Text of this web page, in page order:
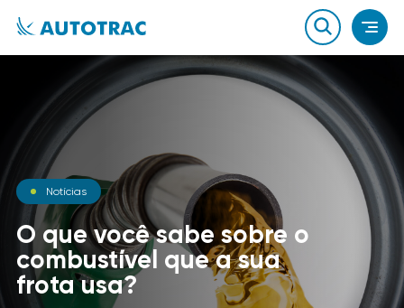
Notícias
O que você sabe sobre o
combustível que a sua
frota usa?
Blog
A Evolução dos
Equipamentos para
Proteção de Veículos
Notícias
Carga Fracionada
06 de fevereiro de 2020